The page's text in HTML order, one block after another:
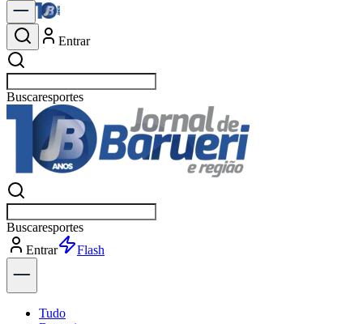
Entrar
Buscarpol
Buscarpolí
Entrar
Explorar
Tudo